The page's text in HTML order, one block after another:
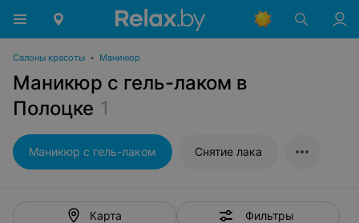
Салоны красоты • Маникюр
Маникюр с гель-лаком в
Полоцке 1
Маникюр с гель-лаком Снятие лака
Карта Фильтры